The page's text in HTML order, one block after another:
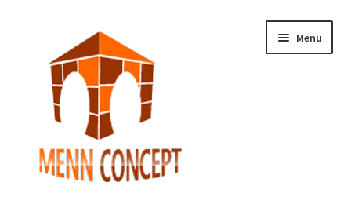
navigation
contenu
Menu